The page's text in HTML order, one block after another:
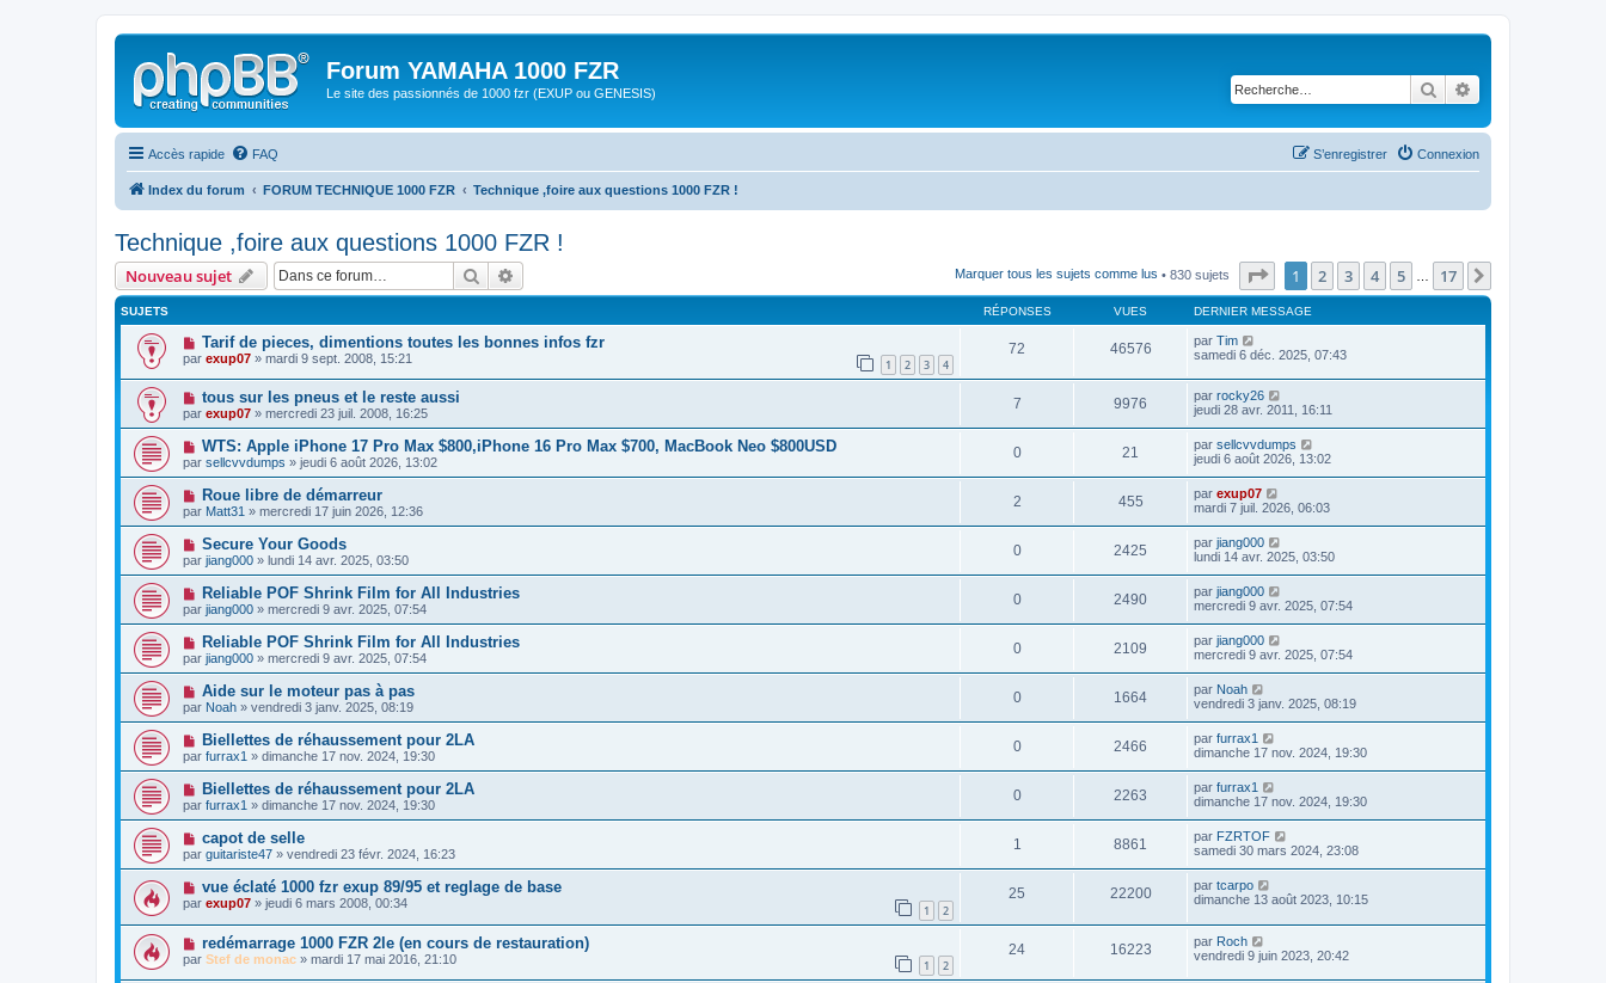
Forum YAMAHA 1000 FZR
Le site des passionnés de 1000 fzr (EXUP ou GENESIS) Rechercher
Accès rapide FAQ Connexion
S’enregistrer
Index du forum FORUM TECHNIQUE 1000 FZR Technique ,foire aux questions 1000 FZR !
Technique ,foire aux questions 1000 FZR !
Nouveau sujet Rechercher Marquer tous les sujets comme lus • 830 sujets Page sur17
1 2 3 4 5 17
SUJETS RÉPONSES VUES DERNIER MESSAGE
Tarif de pieces, dimentions toutes les bonnes infos fzr
par exup07 » mardi 9 sept. 2008, 15:21 1 2 3 4
72 46576 par Tim
samedi 6 déc. 2025, 07:43
tous sur les pneus et le reste aussi
par exup07 » mercredi 23 juil. 2008, 16:25
7 9976 par rocky26
jeudi 28 avr. 2011, 16:11
WTS: Apple iPhone 17 Pro Max $800,iPhone 16 Pro Max $700, MacBook Neo $800USD
par sellcvvdumps » jeudi 6 août 2026, 13:02
0 21 par sellcvvdumps
jeudi 6 août 2026, 13:02
Roue libre de démarreur
par Matt31 » mercredi 17 juin 2026, 12:36
2 455 par exup07
mardi 7 juil. 2026, 06:03
Secure Your Goods
par jiang000 » lundi 14 avr. 2025, 03:50
0 2425 par jiang000
lundi 14 avr. 2025, 03:50
Reliable POF Shrink Film for All Industries
par jiang000 » mercredi 9 avr. 2025, 07:54
0 2490 par jiang000
mercredi 9 avr. 2025, 07:54
Reliable POF Shrink Film for All Industries
par jiang000 » mercredi 9 avr. 2025, 07:54
0 2109 par jiang000
mercredi 9 avr. 2025, 07:54
Aide sur le moteur pas à pas
par Noah » vendredi 3 janv. 2025, 08:19
0 1664 par Noah
vendredi 3 janv. 2025, 08:19
Biellettes de réhaussement pour 2LA
par furrax1 » dimanche 17 nov. 2024, 19:30
0 2466 par furrax1
dimanche 17 nov. 2024, 19:30
Biellettes de réhaussement pour 2LA
par furrax1 » dimanche 17 nov. 2024, 19:30
0 2263 par furrax1
dimanche 17 nov. 2024, 19:30
capot de selle
par guitariste47 » vendredi 23 févr. 2024, 16:23
1 8861 par FZRTOF
samedi 30 mars 2024, 23:08
vue éclaté 1000 fzr exup 89/95 et reglage de base
par exup07 » jeudi 6 mars 2008, 00:34 1 2
25 22200 par tcarpo
dimanche 13 août 2023, 10:15
redémarrage 1000 FZR 2le (en cours de restauration)
par Stef de monac » mardi 17 mai 2016, 21:10 1 2
24 16223 par Roch
vendredi 9 juin 2023, 20:42